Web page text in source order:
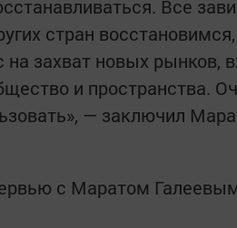
Все
стран
захват новых рынков,
и пространства.
— заключил
с Маратом